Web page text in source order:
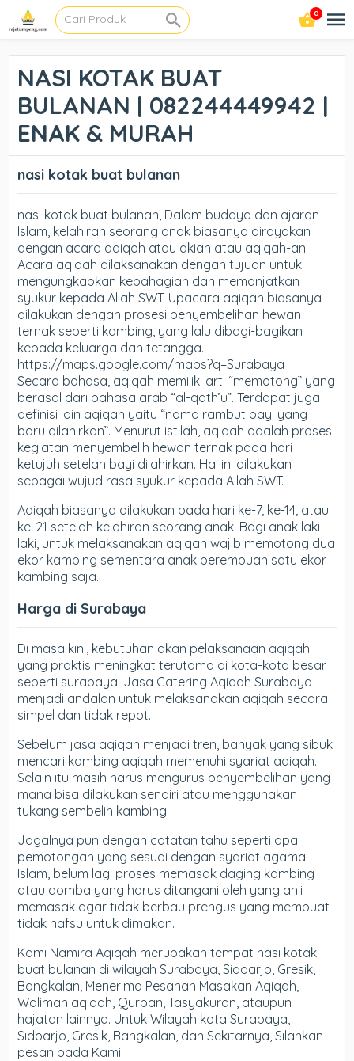
0
NASI KOTAK BUAT
BULANAN | 082244449942 |
ENAK & MURAH
nasi kotak buat bulanan
nasi kotak buat bulanan, Dalam budaya dan ajaran
Islam, kelahiran seorang anak biasanya dirayakan
dengan acara aqiqoh atau akiah atau aqiqah-an.
Acara aqiqah dilaksanakan dengan tujuan untuk
mengungkapkan kebahagian dan memanjatkan
syukur kepada Allah SWT. Upacara aqiqah biasanya
dilakukan dengan prosesi penyembelihan hewan
ternak seperti kambing, yang lalu dibagi-bagikan
kepada keluarga dan tetangga.
https://maps.google.com/maps?q=Surabaya
Secara bahasa, aqiqah memiliki arti “memotong” yang
berasal dari bahasa arab “al-qath’u”. Terdapat juga
definisi lain aqiqah yaitu “nama rambut bayi yang
baru dilahirkan”. Menurut istilah, aqiqah adalah proses
kegiatan menyembelih hewan ternak pada hari
ketujuh setelah bayi dilahirkan. Hal ini dilakukan
sebagai wujud rasa syukur kepada Allah SWT.
Aqiqah biasanya dilakukan pada hari ke-7, ke-14, atau
ke-21 setelah kelahiran seorang anak. Bagi anak laki-
laki, untuk melaksanakan aqiqah wajib memotong dua
ekor kambing sementara anak perempuan satu ekor
kambing saja.
Harga di Surabaya
Di masa kini, kebutuhan akan pelaksanaan aqiqah
yang praktis meningkat terutama di kota-kota besar
seperti surabaya. Jasa Catering Aqiqah Surabaya
menjadi andalan untuk melaksanakan aqiqah secara
simpel dan tidak repot.
Sebelum jasa aqiqah menjadi tren, banyak yang sibuk
mencari kambing aqiqah memenuhi syariat aqiqah.
Selain itu masih harus mengurus penyembelihan yang
mana bisa dilakukan sendiri atau menggunakan
tukang sembelih kambing.
Jagalnya pun dengan catatan tahu seperti apa
pemotongan yang sesuai dengan syariat agama
Islam, belum lagi proses memasak daging kambing
atau domba yang harus ditangani oleh yang ahli
memasak agar tidak berbau prengus yang membuat
tidak nafsu untuk dimakan.
Kami Namira Aqiqah merupakan tempat nasi kotak
buat bulanan di wilayah Surabaya, Sidoarjo, Gresik,
Bangkalan, Menerima Pesanan Masakan Aqiqah,
Walimah aqiqah, Qurban, Tasyakuran, ataupun
hajatan lainnya. Untuk Wilayah kota Surabaya,
Sidoarjo, Gresik, Bangkalan, dan Sekitarnya, Silahkan
pesan pada Kami.